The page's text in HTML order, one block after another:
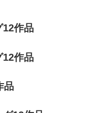
12作品
12作品
品